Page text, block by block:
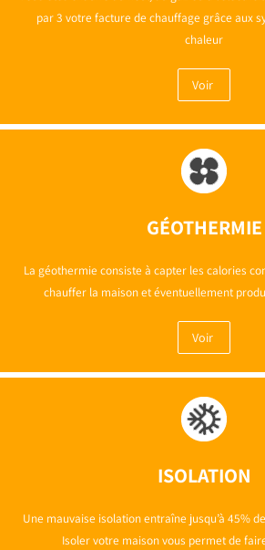
par 3 votre facture de chauffage grâce aux
chaleur
Voir
GÉOTHERMIE
La géothermie consiste à capter les calories
chauffer la maison et éventuellement
Voir
ISOLATION
Une mauvaise isolation entraîne jusqu’à 45%
Isoler votre maison vous permet de